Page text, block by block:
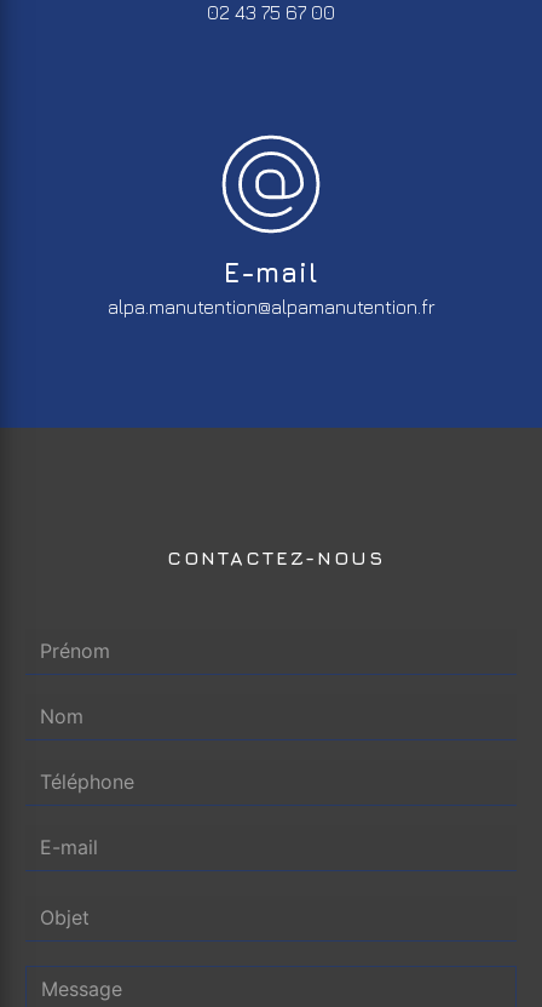
02 43 75 67 00
E-mail
alpa.manutention@alpamanutention.fr
CONTACTEZ-NOUS